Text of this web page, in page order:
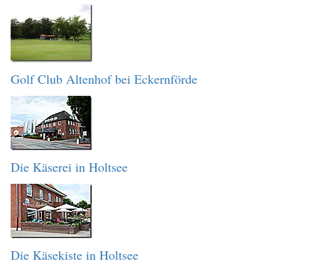
Golf Club Altenhof bei Eckernförde
Die Käserei in Holtsee
Die Käsekiste in Holtsee